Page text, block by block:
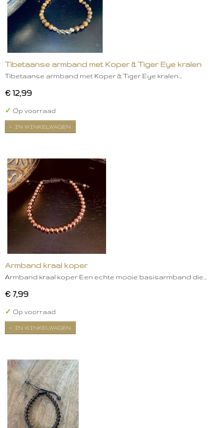
Tibetaanse armband met Koper & Tiger Eye kralen
Tibetaanse armband met Koper & Tiger Eye kralen…
€ 12,99
✓ Op voorraad
IN WINKELWAGEN
Armband kraal koper
Armband kraal koper Een echte mooie basisarmband die…
€ 7,99
✓ Op voorraad
IN WINKELWAGEN